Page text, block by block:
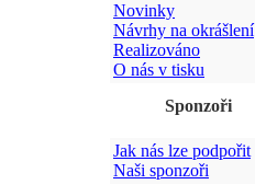
Novinky
Návrhy na okrášlení
Realizováno
O nás v tisku
Sponzoři
Jak nás lze podpořit
Naši sponzoři